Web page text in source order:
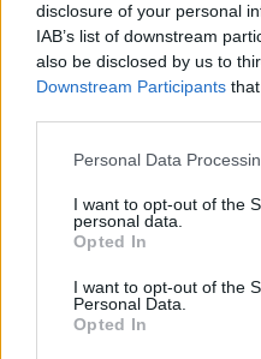
disclosure of your personal
IAB’s list of downstream
also be disclosed by us to
Downstream Participants
Personal Data
I want to opt-out of the
personal data.
Opted In
I want to opt-out of the
Personal Data.
Opted In
ExpoReg 2026 leva Daniela
e coloca turismo no centro do
A ExpoReg regressa ao
Reguengos de Monsaraz entre...
30 Julho, 2026 - 19:00